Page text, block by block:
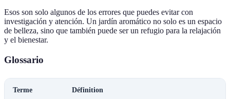
Esos son solo algunos de los errores que puedes evitar con
investigación y atención. Un jardín aromático no solo es un espacio
de belleza, sino que también puede ser un refugio para la relajación
y el bienestar.
Glossario
Terme Définition